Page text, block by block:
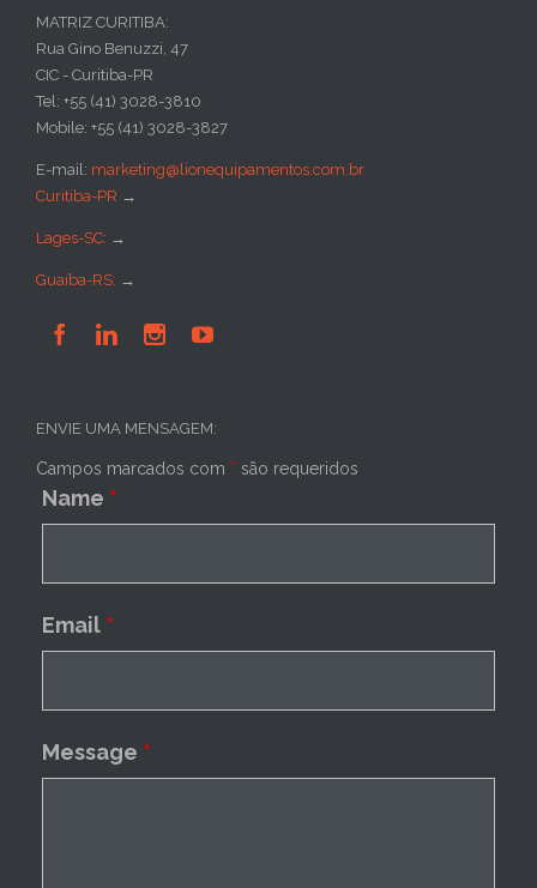
MATRIZ CURITIBA:
Rua Gino Benuzzi, 47
CIC - Curitiba-PR
Tel: +55 (41) 3028-3810
Mobile: +55 (41) 3028-3827
E-mail: marketing@lionequipamentos.com.br
Curitiba-PR →
Lages-SC: →
Guaíba-RS: →
   
ENVIE UMA MENSAGEM:
Campos marcados com * são requeridos
Name *
Email *
Message *